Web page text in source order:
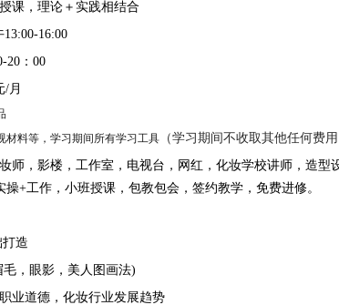
课，理论＋实践相结合
16:00
20：00
/月
材料等，学习期间所有学习工具 （学习期间不收取其他任何费
师，影楼，工作室，电视台，网红，化妆学校讲师，造
操+工作，小班授课，包教包会，签约教学，免费进修。
造
，眼影，美人图画法)
业道德，化妆行业发展趋势